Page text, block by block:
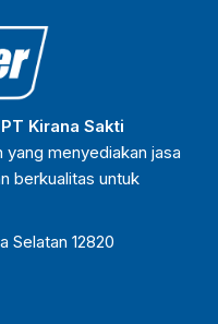
PT Kirana Sakti
yang menyediakan jasa
berkualitas untuk
Selatan 12820